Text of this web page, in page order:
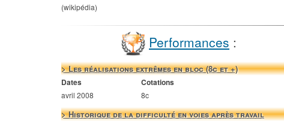
(wikipédia)
Performances :
> Les réalisations extrêmes en bloc (8c et +)
Dates Cotations
avril 2008 8c
> Historique de la difficulté en voies après travail